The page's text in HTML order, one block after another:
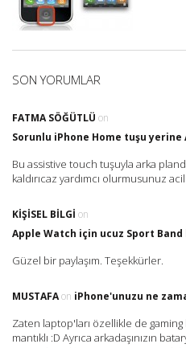
SON YORUMLAR
FATMA SÖĞÜTLÜ on
Sorunlu iPhone Home tuşu yerine
Bu assistive touch tuşuyla arka
kaldırıcaz yardımcı olurmusunuz
KIŞISEL BILGI on
Apple Watch için ucuz Sport Band
Güzel bir paylaşım. Teşekkürler.
MUSTAFAon iPhone'unuzu ne
Zaten laptop'ları özellikle de
mantıklı :D Ayrıca arkadaşınızın